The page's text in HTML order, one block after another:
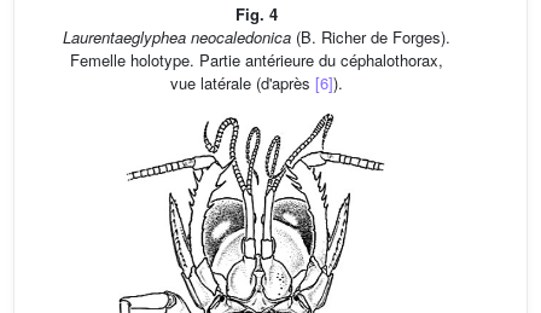
Fig. 4
Laurentaeglyphea neocaledonica(B. Richer de Forges).
Femelle holotype. Partie antérieure du céphalothorax,
vue latérale (d'après [6]).